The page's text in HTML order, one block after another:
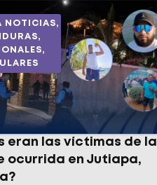
NOTICIAS,
,
,
eran las víctimas de la
ocurrida en Jutiapa,